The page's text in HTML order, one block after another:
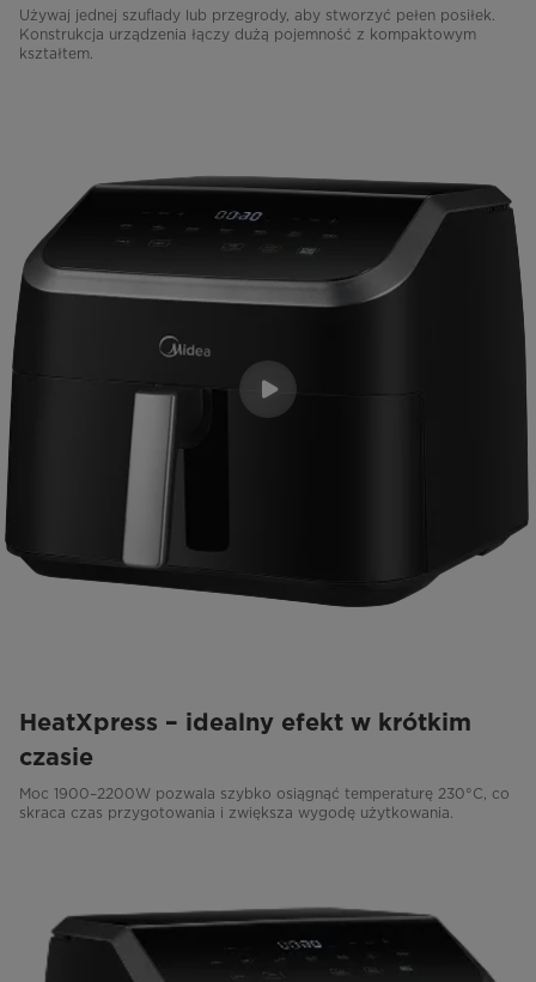
Używaj jednej szuflady lub przegrody, aby stworzyć pełen posiłek.
Konstrukcja urządzenia łączy dużą pojemność z kompaktowym
kształtem.
HeatXpress – idealny efekt w krótkim
czasie
Moc 1900–2200W pozwala szybko osiągnąć temperaturę 230°C, co
skraca czas przygotowania i zwiększa wygodę użytkowania.